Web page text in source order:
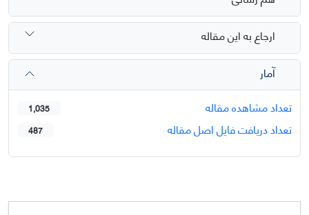
ارجاع به این مقاله
آمار
تعداد مشاهده مقاله
1,035
تعداد دریافت فایل اصل مقاله 487